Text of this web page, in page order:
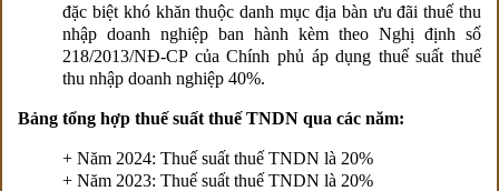
đặc biệt khó khăn thuộc danh mục địa bàn ưu đãi thuế thu
nhập doanh nghiệp ban hành kèm theo Nghị định số
218/2013/NĐ-CP của Chính phủ áp dụng thuế suất thuế
thu nhập doanh nghiệp 40%.
Bảng tổng hợp thuế suất thuế TNDN qua các năm:
+ Năm 2024: Thuế suất thuế TNDN là 20%
+ Năm 2023: Thuế suất thuế TNDN là 20%